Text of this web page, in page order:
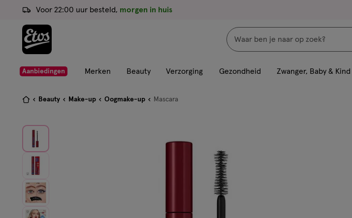
ga
de
hoofd
ga
de
footer
Voor 22:00 uur besteld, morgen in huis
Zoeken
met
met
geavanceerde
zoekopties
Aanbiedingen Merken Beauty Verzorging Gezondheid Zwanger, Baby & Kind
Je
hier:
Beauty Make-up Oogmake-up Mascara